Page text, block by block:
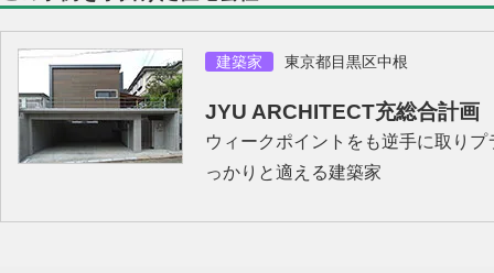
建築家 東京都目黒区中根
JYU ARCHITECT充総合計画
ウィークポイントをも逆手に取り
っかりと適える建築家